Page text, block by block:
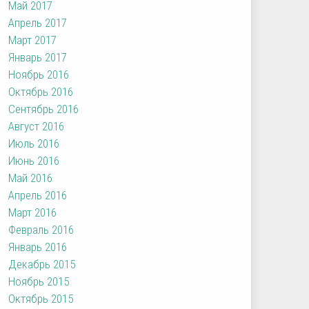
Май 2017
Апрель 2017
Март 2017
Январь 2017
Ноябрь 2016
Октябрь 2016
Сентябрь 2016
Август 2016
Июль 2016
Июнь 2016
Май 2016
Апрель 2016
Март 2016
Февраль 2016
Январь 2016
Декабрь 2015
Ноябрь 2015
Октябрь 2015